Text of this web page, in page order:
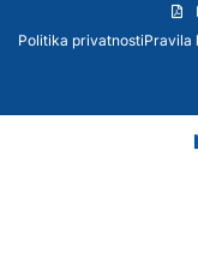
Politika privatnostiPravila